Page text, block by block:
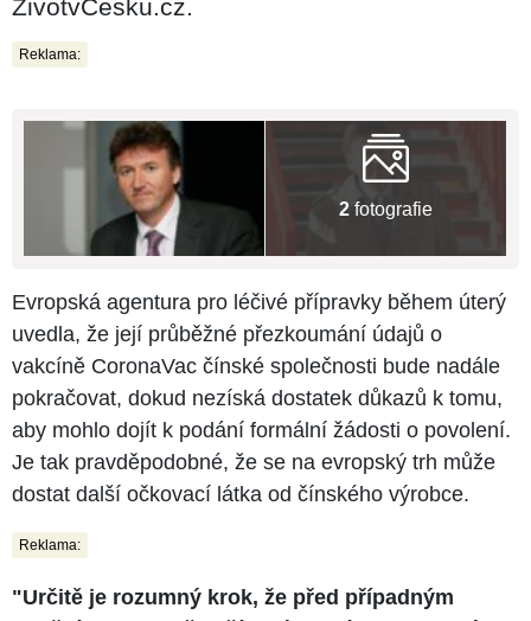
ŽivotvČesku.cz.
Reklama:
2 fotografie
Evropská agentura pro léčivé přípravky během úterý
uvedla, že její průběžné přezkoumání údajů o
vakcíně CoronaVac čínské společnosti bude nadále
pokračovat, dokud nezíská dostatek důkazů k tomu,
aby mohlo dojít k podání formální žádosti o povolení.
Je tak pravděpodobné, že se na evropský trh může
dostat další očkovací látka od čínského výrobce.
Reklama:
"Určitě je rozumný krok, že před případným